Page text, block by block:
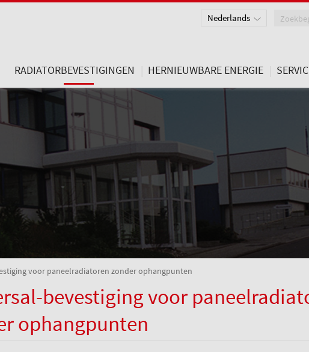
voor paneelradiatoren zonder ophangpunten
bevestiging voor
ophangpunten
Nederlands
RADIATORBEVESTIGINGEN HERNIEUWBARE ENERGIE